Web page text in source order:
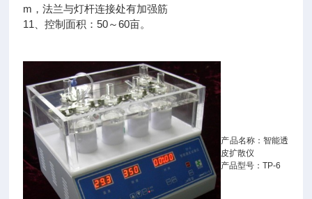
m，法兰与灯杆连接处有加强筋
11、控制面积：50～60亩。
产品名称：智能透
皮扩散仪
产品型号：TP-6